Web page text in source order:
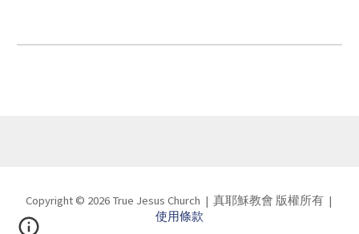
Copyright © 2026 True Jesus Church | 真耶穌教會 版權所有|
使用條款